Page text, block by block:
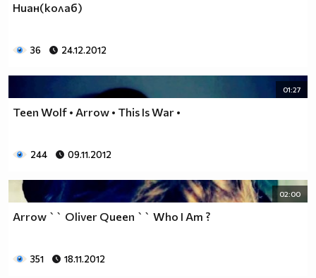
Ниан(колаб)
36 24.12.2012
01:27
Teen Wolf • Arrow • This Is War •
244 09.11.2012
02:00
Arrow `` Oliver Queen `` Who I Am ?
351 18.11.2012